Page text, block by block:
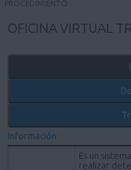
MI
PROCEDIMIENTO
OFICINA VIRTUAL
Información
Es un
realizar